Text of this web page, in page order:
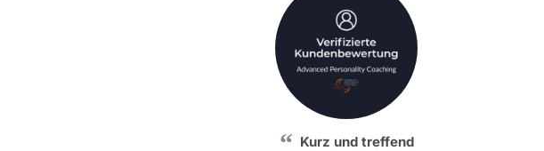
Kurz und treffend